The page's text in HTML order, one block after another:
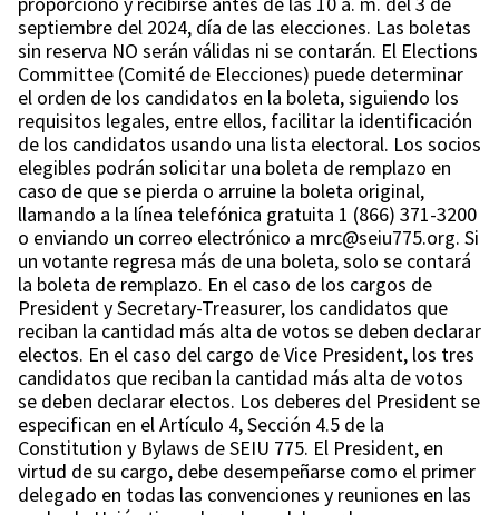
septiembre del 2024, día de las elecciones. Las boletas
sin reserva NO serán válidas ni se contarán. El Elections
Committee (Comité de Elecciones) puede determinar
el orden de los candidatos en la boleta, siguiendo los
requisitos legales, entre ellos, facilitar la identificación
de los candidatos usando una lista electoral. Los socios
elegibles podrán solicitar una boleta de remplazo en
caso de que se pierda o arruine la boleta original,
llamando a la línea telefónica gratuita 1 (866) 371-3200
o enviando un correo electrónico a mrc@seiu775.org. Si
un votante regresa más de una boleta, solo se contará
la boleta de remplazo. En el caso de los cargos de
President y Secretary-Treasurer, los candidatos que
reciban la cantidad más alta de votos se deben declarar
electos. En el caso del cargo de Vice President, los tres
candidatos que reciban la cantidad más alta de votos
se deben declarar electos. Los deberes del President se
especifican en el Artículo 4, Sección 4.5 de la
Constitution y Bylaws de SEIU 775. El President, en
virtud de su cargo, debe desempeñarse como el primer
delegado en todas las convenciones y reuniones en las